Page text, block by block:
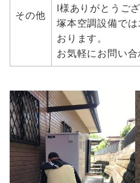
その他
I様ありがとうご
塚本空調設備で
おります。
お気軽にお問い合